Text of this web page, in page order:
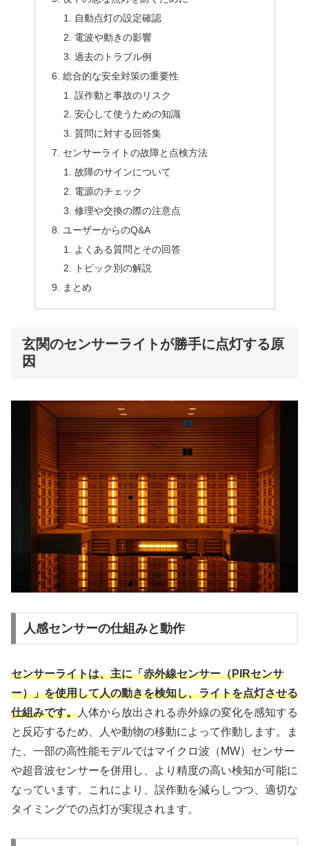
自動点灯の設定確認
電波や動きの影響
過去のトラブル例
総合的な安全対策の重要性
誤作動と事故のリスク
安心して使うための知識
質問に対する回答集
センサーライトの故障と点検方法
故障のサインについて
電源のチェック
修理や交換の際の注意点
ユーザーからのQ&A
よくある質問とその回答
トピック別の解説
まとめ
玄関のセンサーライトが勝手に点灯する原
因
人感センサーの仕組みと動作
センサーライトは、主に「赤外線センサー（PIRセンサ
ー）」を使用して人の動きを検知し、ライトを点灯させる
仕組みです。 人体から放出される赤外線の変化を感知する
と反応するため、人や動物の移動によって作動します。ま
た、一部の高性能モデルではマイクロ波（MW）センサー
や超音波センサーを併用し、より精度の高い検知が可能に
なっています。これにより、誤作動を減らしつつ、適切な
タイミングでの点灯が実現されます。